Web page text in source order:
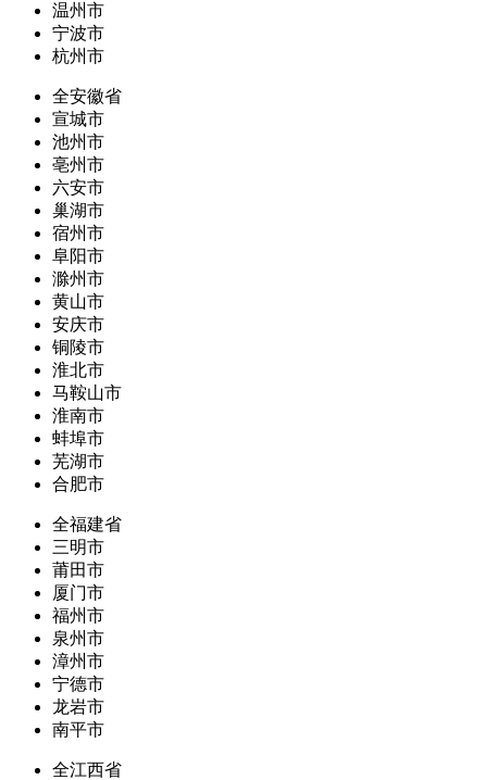
温州市
宁波市
杭州市
全安徽省
宣城市
池州市
亳州市
六安市
巢湖市
宿州市
阜阳市
滁州市
黄山市
安庆市
铜陵市
淮北市
马鞍山市
淮南市
蚌埠市
芜湖市
合肥市
全福建省
三明市
莆田市
厦门市
福州市
泉州市
漳州市
宁德市
龙岩市
南平市
全江西省